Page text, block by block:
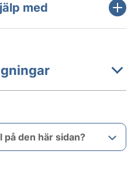
med
den här sidan?